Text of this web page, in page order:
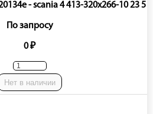
- scania 4 413-320x266-10 23 5
По запросу
0 ₽
Нет в наличии